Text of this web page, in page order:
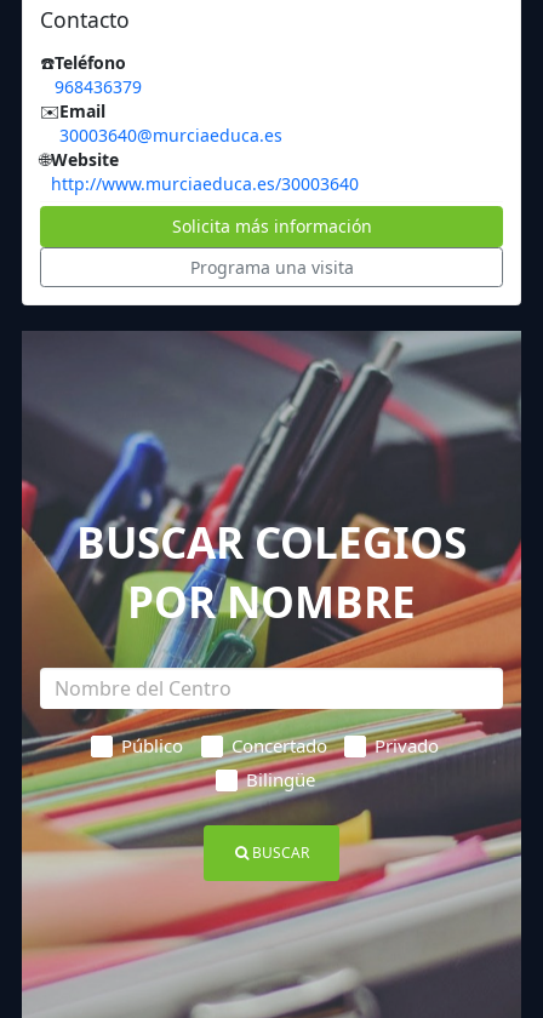
Contacto
☎️Teléfono
968436379
✉️Email
30003640@murciaeduca.es
🌐Website
http://www.murciaeduca.es/30003640
Solicita más información
Programa una visita
BUSCAR COLEGIOS
POR NOMBRE
Público Concertado
Privado
Bilingüe
BUSCAR